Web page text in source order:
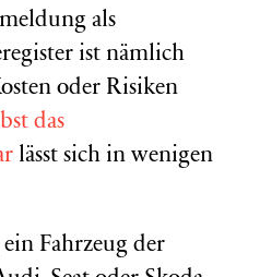
als
ist nämlich
oder Risiken
das
lässt sich in wenigen
Fahrzeug der